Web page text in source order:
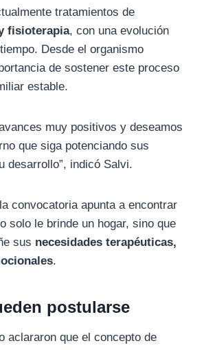
tratamientos de
fisioterapia, con una evolución
Desde el organismo
de sostener este proceso
estable.
muy positivos y deseamos
que siga potenciando sus
desarrollo”, indicó Salvi.
convocatoria apunta a encontrar
solo le brinde un hogar, sino que
sus necesidades terapéuticas,
.
postularse
aclararon que el concepto de